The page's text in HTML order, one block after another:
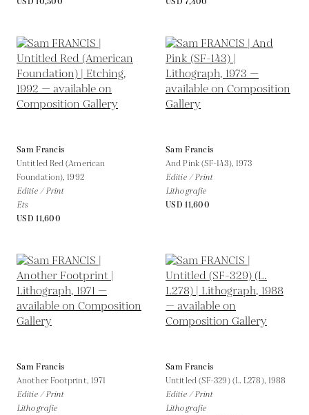
Sam Francis
Untitled Red (American
Foundation),1992
Editie / Print
Ets
USD 11,600
Sam Francis
And Pink (SF-143), 1973
Editie / Print
Lithografie
USD 11,600
Sam Francis
Another Footprint, 1971
Editie / Print
Lithografie
Sam Francis
Untitled (SF-329) (L. L278), 1988
Editie / Print
Lithografie